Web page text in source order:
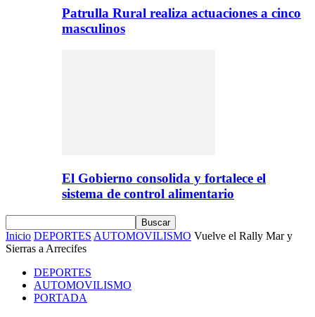
Patrulla Rural realiza actuaciones a cinco
masculinos
El Gobierno consolida y fortalece el
sistema de control alimentario
Inicio DEPORTES AUTOMOVILISMO Vuelve el Rally Mar y
Sierras a Arrecifes
DEPORTES
AUTOMOVILISMO
PORTADA